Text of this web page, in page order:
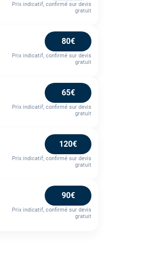
Prix indicatif, confirmé sur devis
gratuit
80€
Prix indicatif, confirmé sur devis
gratuit
65€
Prix indicatif, confirmé sur devis
gratuit
120€
Prix indicatif, confirmé sur devis
gratuit
90€
Prix indicatif, confirmé sur devis
gratuit